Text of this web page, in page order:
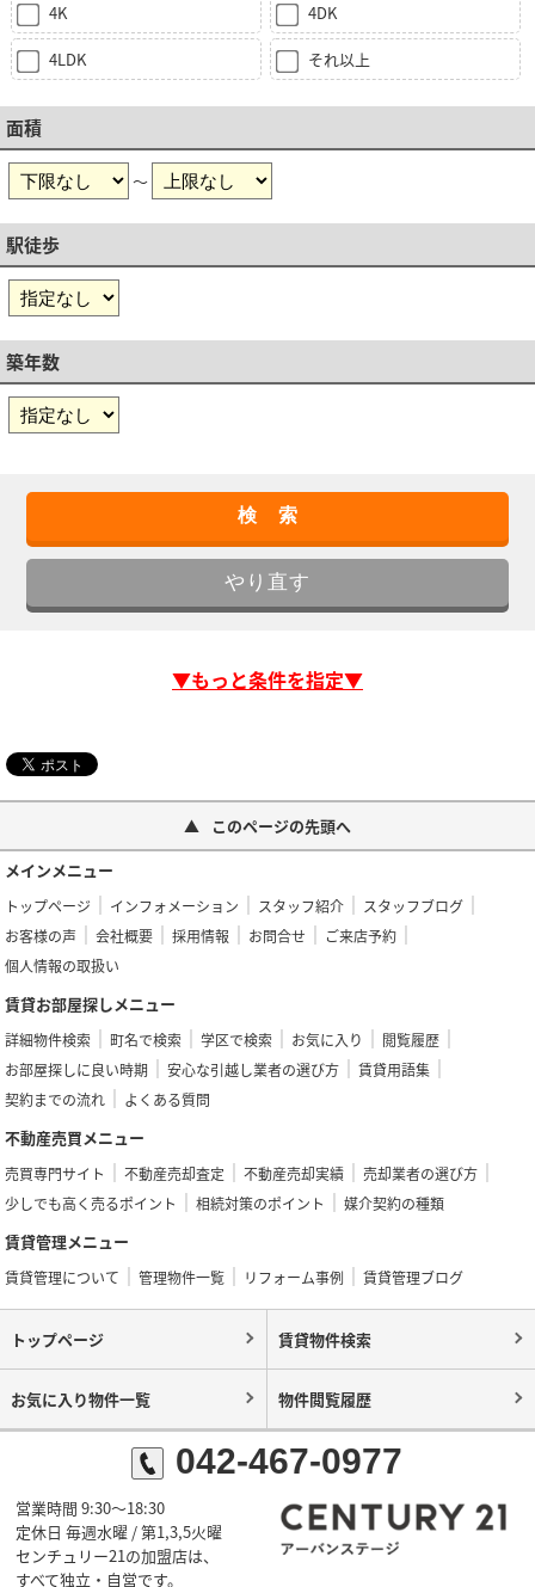
4K 4DK
4LDK それ以上
面積
～
駅徒歩
築年数
▼もっと条件を指定▼
このページの先頭へ
メインメニュー
トップページ インフォメーション スタッフ紹介
スタッフブログ
お客様の声
会社概要 採用情報 お問合せ
ご来店予約
個人情報の取扱い
賃貸お部屋探しメニュー
詳細物件検索 町名で検索 学区で検索 お気に入り
閲覧履歴
お部屋探しに良い時期
安心な引越し業者の選び方
賃貸用語集
契約までの流れ
よくある質問
不動産売買メニュー
売買専門サイト 不動産売却査定 不動産売却実績
売却業者の選び方
少しでも高く売るポイント
相続対策のポイント 媒介契約の種類
賃貸管理メニュー
賃貸管理について 管理物件一覧 リフォーム事例 賃貸管理ブログ
トップページ 賃貸物件検索
お気に入り物件一覧 物件閲覧履歴
042-467-0977
営業時間 9:30～18:30
定休日 毎週水曜 / 第1,3,5火曜
センチュリー21の加盟店は、
すべて独立・自営です。